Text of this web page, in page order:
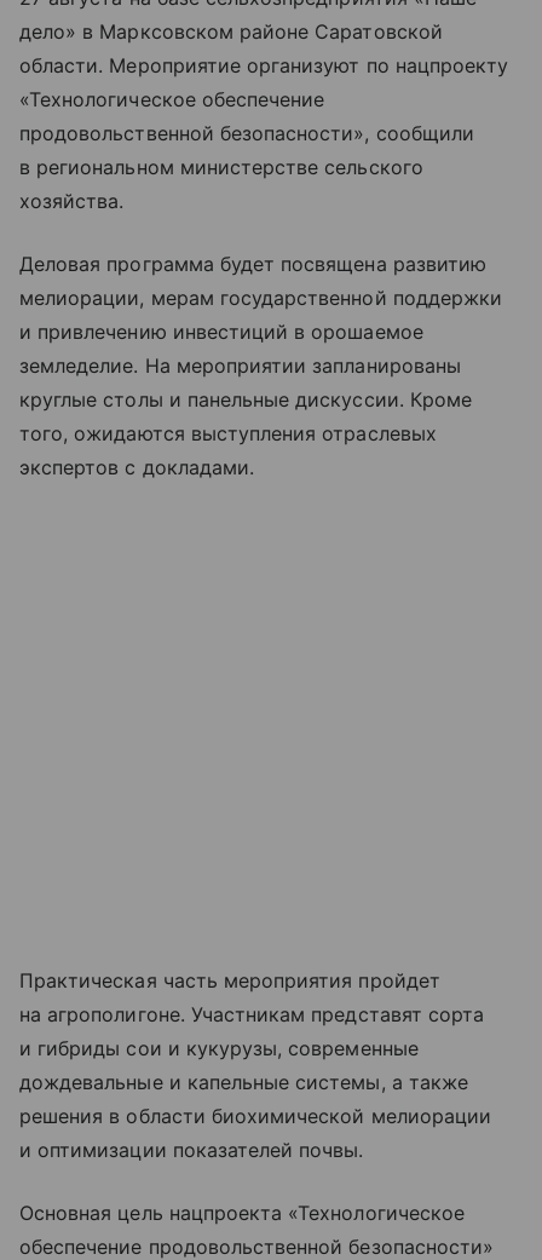
дело» в Марксовском районе Саратовской
области. Мероприятие организуют по нацпроекту
«Технологическое обеспечение
продовольственной безопасности», сообщили
в региональном министерстве сельского
хозяйства.
Деловая программа будет посвящена развитию
мелиорации, мерам государственной поддержки
и привлечению инвестиций в орошаемое
земледелие. На мероприятии запланированы
круглые столы и панельные дискуссии. Кроме
того, ожидаются выступления отраслевых
экспертов с докладами.
Практическая часть мероприятия пройдет
на агрополигоне. Участникам представят сорта
и гибриды сои и кукурузы, современные
дождевальные и капельные системы, а также
решения в области биохимической мелиорации
и оптимизации показателей почвы.
Основная цель нацпроекта «Технологическое
обеспечение продовольственной безопасности»